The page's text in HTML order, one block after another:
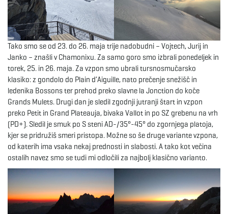
Tako smo se od 23. do 26. maja trije nadobudni – Vojtech, Jurij in
Janko – znašli v Chamonixu. Za samo goro smo izbrali ponedeljek in
torek, 25. in 26. maja. Za vzpon smo ubrali tursnosmučarsko
klasiko: z gondolo do Plain d’Aiguille, nato prečenje snežišč in
ledenika Bossons ter prehod preko slavne la Jonction do koče
Grands Mulets. Drugi dan je sledil zgodnji jutranji štart in vzpon
preko Petit in Grand Plateauja, bivaka Vallot in po SZ grebenu na vrh
(PD+). Sledil je smuk po S steni AD-/35°-45° do zgornjega platoja,
kjer se pridružiš smeri pristopa. Možne so še druge variante vzpona,
od katerih ima vsaka nekaj prednosti in slabosti. A tako kot večina
ostalih navez smo se tudi mi odločili za najbolj klasično varianto.